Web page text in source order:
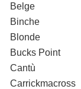
Belge
Binche
Blonde
Bucks Point
Cantù
Carrickmacross